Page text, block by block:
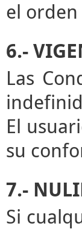
el
6.-
Las
El
su
7.-
Si